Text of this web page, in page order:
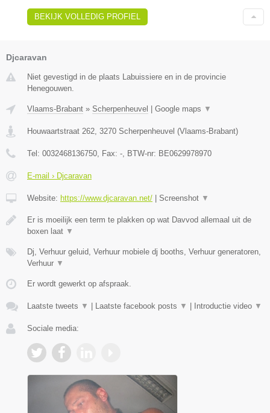
BEKIJK VOLLEDIG PROFIEL
Djcaravan
Niet gevestigd in de plaats Labuissiere en in de provincie
Henegouwen.
Vlaams-Brabant » Scherpenheuvel Google maps ▼
Houwaartstraat 262 3270 Scherpenheuvel (Vlaams-Brabant)
Tel: 0032468136750 , Fax: - , BTW-nr: BE0629978970
E-mail › Djcaravan
Website: https://www.djcaravan.net/ Screenshot ▼
Er is moeilijk een term te plakken op wat Davvod allemaal uit de
boxen laat ▼
Dj, Verhuur geluid, Verhuur mobiele dj booths, Verhuur generatoren,
Verhuur ▼
Er wordt gewerkt op afspraak.
Laatste tweets ▼ Laatste facebook posts ▼ Introductie video ▼
Sociale media: